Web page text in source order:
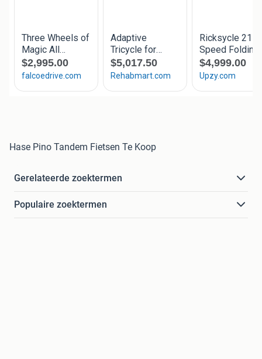
Hase Pino Tandem Fietsen Te Koop
Gerelateerde zoektermen
Populaire zoektermen